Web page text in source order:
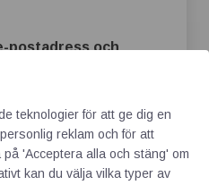
postadress och
teknologier för att ge dig en
reklam och för att
'Acceptera alla och stäng' om
kan du välja vilka typer av